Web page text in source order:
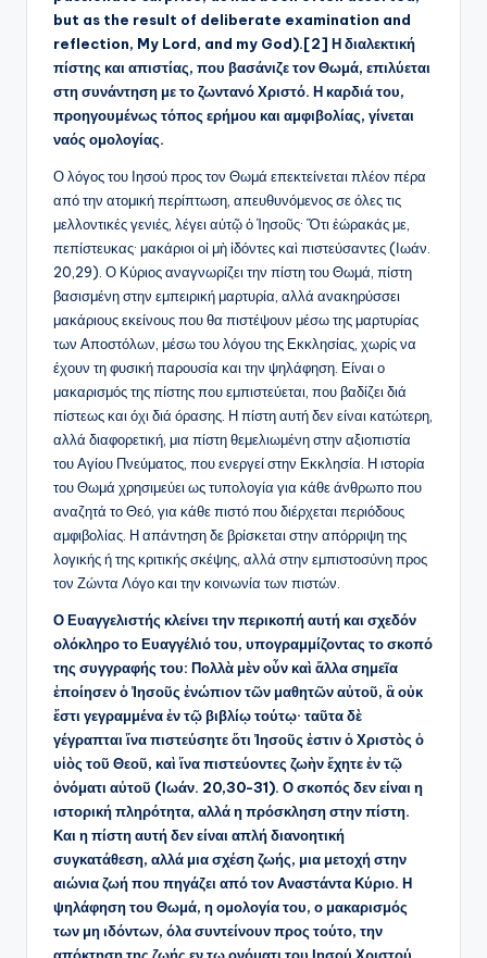
but as the result of deliberate examination and
reflection, My Lord, and my God).[2] Η διαλεκτική
πίστης και απιστίας, που βασάνιζε τον Θωμά, επιλύεται
στη συνάντηση με το ζωντανό Χριστό. Η καρδιά του,
προηγουμένως τόπος ερήμου και αμφιβολίας, γίνεται
ναός ομολογίας.
Ο λόγος του Ιησού προς τον Θωμά επεκτείνεται πλέον πέρα
από την ατομική περίπτωση, απευθυνόμενος σε όλες τις
μελλοντικές γενιές, λέγει αὐτῷ ὁ Ἰησοῦς· Ὅτι ἑώρακάς με,
πεπίστευκας· μακάριοι οἱ μὴ ἰδόντες καὶ πιστεύσαντες (Ιωάν.
20,29). Ο Κύριος αναγνωρίζει την πίστη του Θωμά, πίστη
βασισμένη στην εμπειρική μαρτυρία, αλλά ανακηρύσσει
μακάριους εκείνους που θα πιστέψουν μέσω της μαρτυρίας
των Αποστόλων, μέσω του λόγου της Εκκλησίας, χωρίς να
έχουν τη φυσική παρουσία και την ψηλάφηση. Είναι ο
μακαρισμός της πίστης που εμπιστεύεται, που βαδίζει διά
πίστεως και όχι διά όρασης. Η πίστη αυτή δεν είναι κατώτερη,
αλλά διαφορετική, μια πίστη θεμελιωμένη στην αξιοπιστία
του Αγίου Πνεύματος, που ενεργεί στην Εκκλησία. Η ιστορία
του Θωμά χρησιμεύει ως τυπολογία για κάθε άνθρωπο που
αναζητά το Θεό, για κάθε πιστό που διέρχεται περιόδους
αμφιβολίας. Η απάντηση δε βρίσκεται στην απόρριψη της
λογικής ή της κριτικής σκέψης, αλλά στην εμπιστοσύνη προς
τον Ζώντα Λόγο και την κοινωνία των πιστών.
Ο Ευαγγελιστής κλείνει την περικοπή αυτή και σχεδόν
ολόκληρο το Ευαγγέλιό του, υπογραμμίζοντας το σκοπό
της συγγραφής του: Πολλὰ μὲν οὖν καὶ ἄλλα σημεῖα
ἐποίησεν ὁ Ἰησοῦς ἐνώπιον τῶν μαθητῶν αὐτοῦ, ἃ οὐκ
ἔστι γεγραμμένα ἐν τῷ βιβλίῳ τούτῳ· ταῦτα δὲ
γέγραπται ἵνα πιστεύσητε ὅτι Ἰησοῦς ἐστιν ὁ Χριστὸς ὁ
υἱὸς τοῦ Θεοῦ, καὶ ἵνα πιστεύοντες ζωὴν ἔχητε ἐν τῷ
ὀνόματι αὐτοῦ (Ιωάν. 20,30-31). Ο σκοπός δεν είναι η
ιστορική πληρότητα, αλλά η πρόσκληση στην πίστη.
Και η πίστη αυτή δεν είναι απλή διανοητική
συγκατάθεση, αλλά μια σχέση ζωής, μια μετοχή στην
αιώνια ζωή που πηγάζει από τον Αναστάντα Κύριο. Η
ψηλάφηση του Θωμά, η ομολογία του, ο μακαρισμός
των μη ιδόντων, όλα συντείνουν προς τούτο, την
απόκτηση της ζωής εν τω ονόματι του Ιησού Χριστού.